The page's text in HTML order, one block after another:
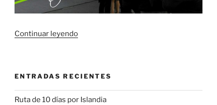
Continuar leyendo«Planificar
ENTRADAS RECIENTES
Ruta de 10 días por Islandia